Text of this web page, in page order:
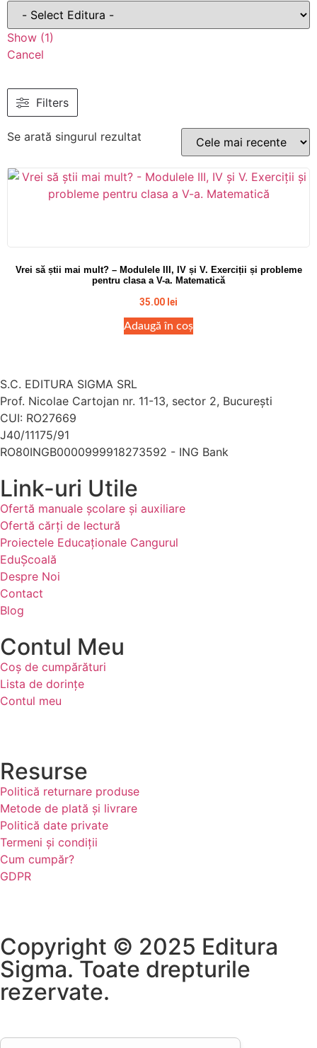
Show (1)
Cancel
Filters
Se arată singurul rezultat
Vrei să știi mai mult? – Modulele III, IV și V. Exerciții și probleme
pentru clasa a V-a. Matematică
35.00 lei
Adaugă în coș
S.C. EDITURA SIGMA SRL
Prof. Nicolae Cartojan nr. 11-13, sector 2, București
CUI: RO27669
J40/11175/91
RO80INGB0000999918273592 - ING Bank
Link-uri Utile
Ofertă manuale şcolare şi auxiliare
Ofertă cărți de lectură
Proiectele Educaţionale Cangurul
EduȘcoală
Despre Noi
Contact
Blog
Contul Meu
Coș de cumpărături
Lista de dorințe
Contul meu
Resurse
Politică returnare produse
Metode de plată și livrare
Politică date private
Termeni și condiții
Cum cumpăr?
GDPR
Copyright © 2025 Editura
Sigma. Toate drepturile
rezervate.